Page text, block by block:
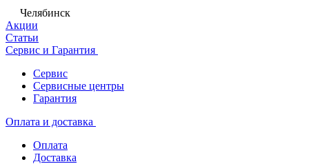
Челябинск
Акции
Статьи
Сервис и Гарантия
Сервис
Сервисные центры
Гарантия
Оплата и доставка
Оплата
Доставка